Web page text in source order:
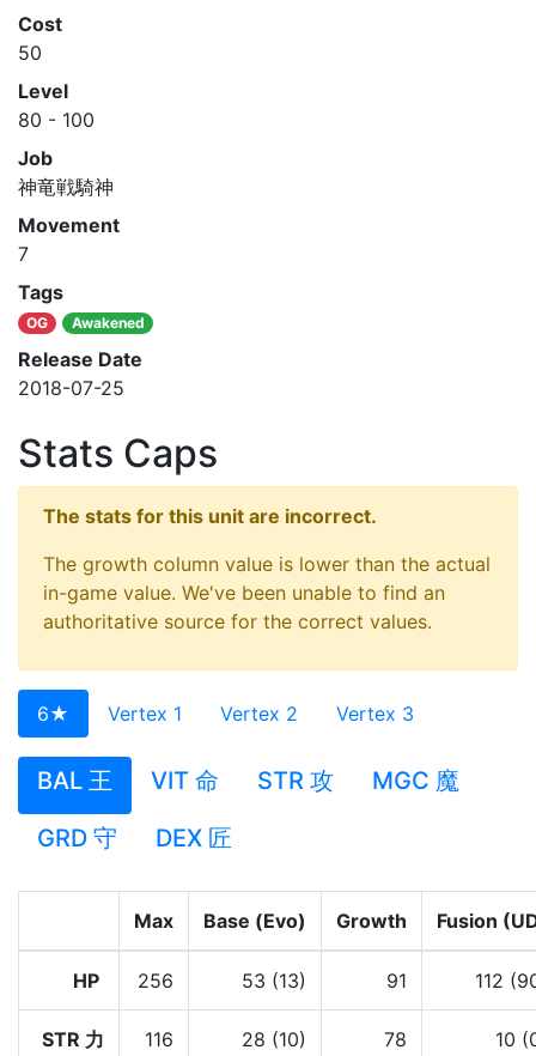
Cost
50
Level
80 - 100
Job
神竜戦騎神
Movement
7
Tags
OG Awakened
Release Date
2018-07-25
Stats Caps
The stats for this unit are incorrect.
The growth column value is lower than the actual
in-game value. We've been unable to find an
authoritative source for the correct values.
6★ Vertex 1 Vertex 2 Vertex 3
BAL 王 VIT 命 STR 攻
MGC 魔
GRD 守
DEX 匠
Max Base (Evo) Growth Fusion
HP 256 53 (13) 91 112
STR 力 116 28 (10) 78 10